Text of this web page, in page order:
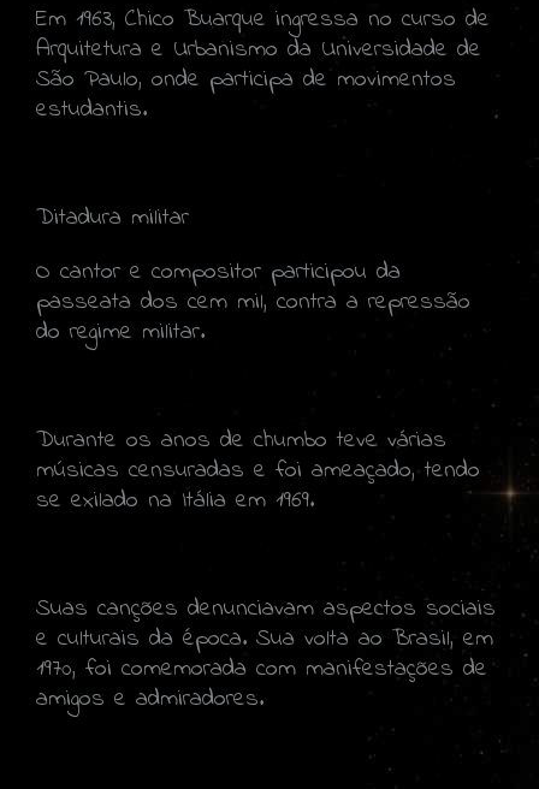
Em 1963, Chico Buarque ingressa no curso de
Arquitetura e Urbanismo da Universidade de
São Paulo, onde participa de movimentos
estudantis.
Ditadura militar
O cantor e compositor participou da
passeata dos cem mil, contra a repressão
do regime militar.
Durante os anos de chumbo teve várias
músicas censuradas e foi ameaçado, tendo
se exilado na Itália em 1969.
Suas canções denunciavam aspectos sociais
e culturais da época. Sua volta ao Brasil, em
1970, foi comemorada com manifestações de
amigos e admiradores.